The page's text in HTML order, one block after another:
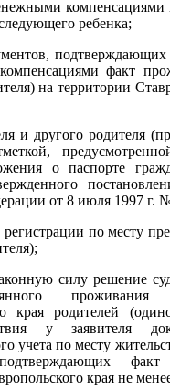
компенсациями
ребенка;
факт
на территории
и другого родителя
о паспорте
от 8 июля 1997 г.
регистрации по месту
силу решение
проживания
края родителей
у заявителя
учета по месту
края не